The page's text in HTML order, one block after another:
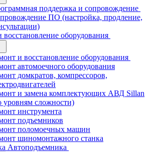
поддержка и сопровождение
ПО (настройка, продление,
восстановление оборудования
и восстановление оборудования
автомоечного оборудования
домкратов, компрессоров,
и замена комплектующих АВД Sillan
уровням сложности)
инструмента
подъемников
поломоечных машин
шиномонтажного станка
Автоподъемника